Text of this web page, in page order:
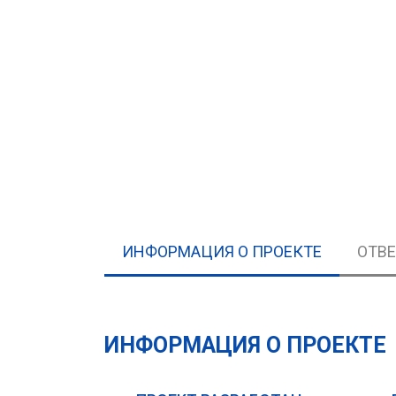
ИНФОРМАЦИЯ О ПРОЕКТЕ
ИНФОРМАЦИЯ О ПРОЕКТЕ